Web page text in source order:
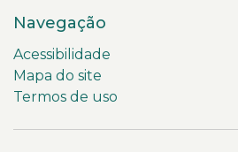
Navegação
Acessibilidade
Mapa do site
Termos de uso